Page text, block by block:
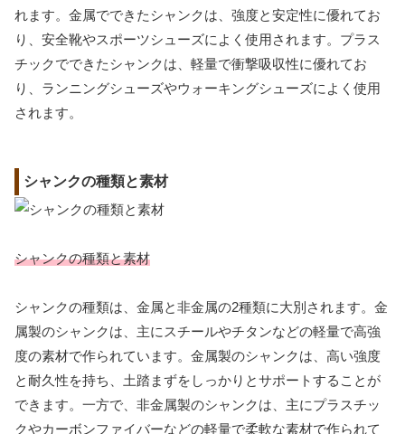
れます。金属でできたシャンクは、強度と安定性に優れてお
り、安全靴やスポーツシューズによく使用されます。プラス
チックでできたシャンクは、軽量で衝撃吸収性に優れてお
り、ランニングシューズやウォーキングシューズによく使用
されます。
シャンクの種類と素材
シャンクの種類と素材
シャンクの種類は、金属と非金属の2種類に大別されます。金
属製のシャンクは、主にスチールやチタンなどの軽量で高強
度の素材で作られています。金属製のシャンクは、高い強度
と耐久性を持ち、土踏まずをしっかりとサポートすることが
できます。一方で、非金属製のシャンクは、主にプラスチッ
クやカーボンファイバーなどの軽量で柔軟な素材で作られて